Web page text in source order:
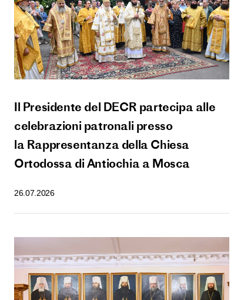
Il Presidente del DECR partecipa alle
celebrazioni patronali presso
la Rappresentanza della Chiesa
Ortodossa di Antiochia a Mosca
26.07.2026